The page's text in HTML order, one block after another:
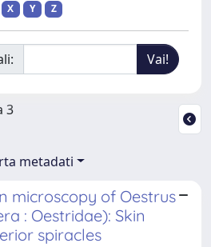
X
Y Z
3
metadati
microscopy of Oestrus
: Oestridae): Skin
spiracles